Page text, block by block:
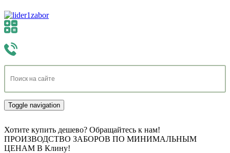
Toggle navigation
Хотите купить дешево? Обращайтесь к нам!
ПРОИЗВОДСТВО ЗАБОРОВ ПО МИНИМАЛЬНЫМ
ЦЕНАМ В Клину!